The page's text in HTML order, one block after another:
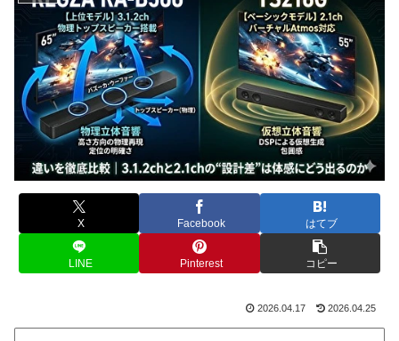
X Facebook はてブ
LINE Pinterest コピー
2026.04.17 2026.04.25